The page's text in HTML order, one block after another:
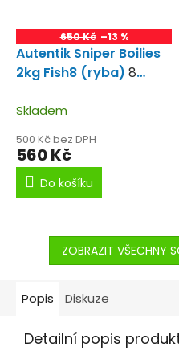
650 Kč –13 %
Autentik Sniper Boilies
2kg Fish8 (ryba) 8
Skladem
500 Kč bez DPH
560 Kč
Do košíku
ZOBRAZIT VŠECHNY
Popis Diskuze
Detailní popis